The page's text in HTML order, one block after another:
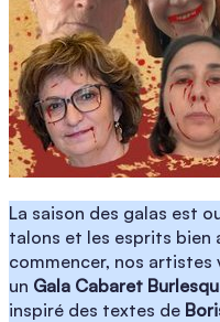
La saison des galas est
talons et les esprits bien
commencer, nos
un Gala Cabaret
inspiré des textes de